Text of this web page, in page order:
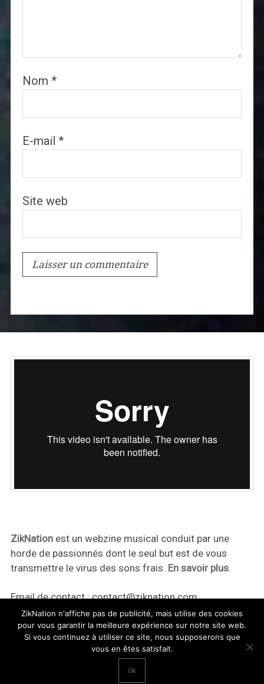
Nom *
E-mail *
Site web
ZikNationest un webzine musical conduit par une
horde de passionnés dont le seul but est de vous
transmettre le virus des sons frais. En savoir plus.
Email de contact :contact@ziknation.com
ZikNation n'affiche pas de publicité, mais utilise des cookies
pour vous garantir la meilleure expérience sur notre site web.
Si vous continuez à utiliser ce site, nous supposerons que
vous en êtes satisfait.
Ok